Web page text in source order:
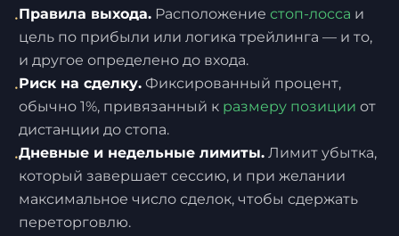
•Правила выхода. Расположение стоп-лосса и
цель по прибыли или логика трейлинга — и то,
и другое определено до входа.
•Риск на сделку. Фиксированный процент,
обычно 1%, привязанный к размеру позиции от
дистанции до стопа.
•Дневные и недельные лимиты. Лимит убытка,
который завершает сессию, и при желании
максимальное число сделок, чтобы сдержать
переторговлю.